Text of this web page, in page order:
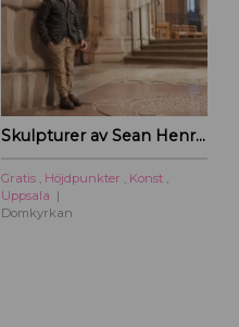
Skulpturer av Sean Henry – Domkyrkan
Gratis , Höjdpunkter , Konst ,
Uppsala
Domkyrkan